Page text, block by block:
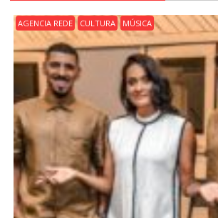
O
D
E
P
O
T
AGENCIA REDE CULTURA MÚSICA